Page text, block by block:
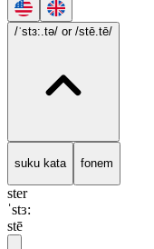
/ˈstɜ:.tə/ or /stē.tē/
suku kata fonem
ster
ˈstɜ:
stē